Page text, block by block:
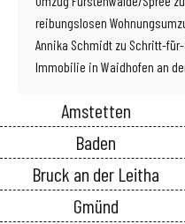
reibungslosen
Annika Schmidt zu Schritt-
Immobilie in Waidhofen an
Amstetten
Baden
Bruck an der Leitha
Gmünd